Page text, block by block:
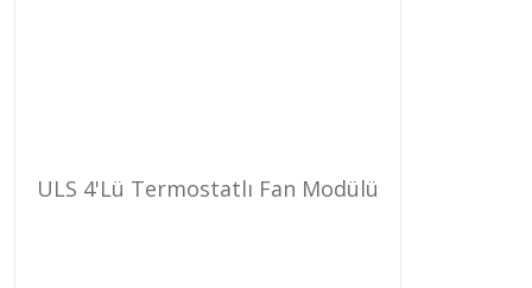
ULS 4'Lü Termostatlı Fan Modülü